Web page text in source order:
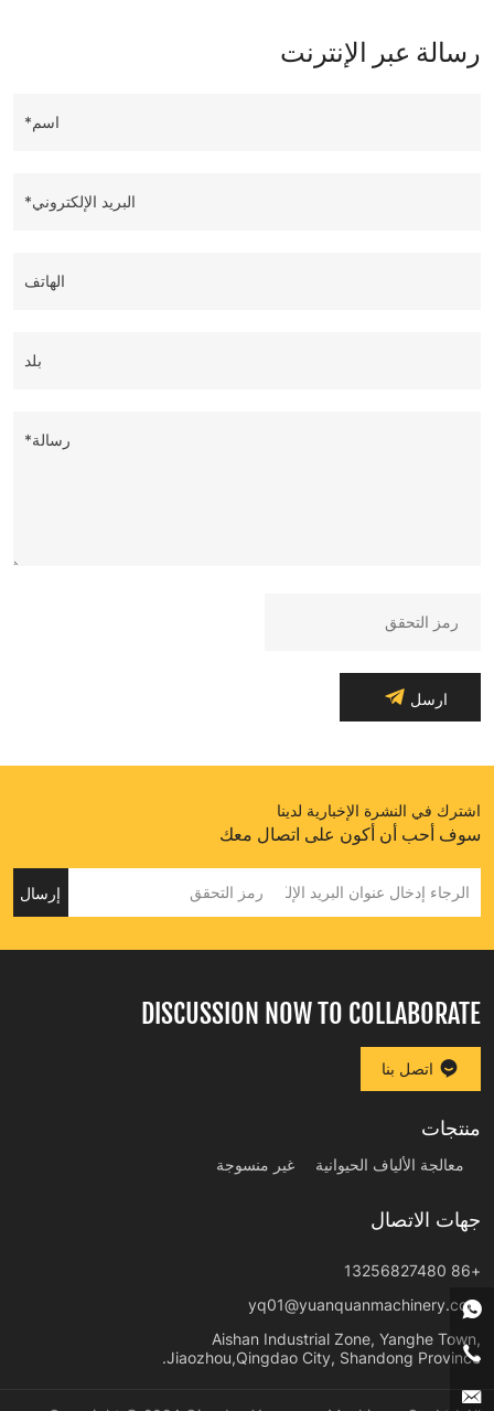
رسالة عبر الإنترنت
اسم*
البريد الإلكتروني*
الهاتف
بلد
رسالة*
ارسل
اشترك في النشرة الإخبارية لدينا
سوف أحب أن أكون على اتصال معك
إرسال
DISCUSSION NOW TO COLLABORATE
اتصل بنا
منتجات
معالجة الألياف الحيوانية غير منسوجة
جهات الاتصال
+86 13256827480
yq01@yuanquanmachinery.com
Aishan Industrial Zone, Yanghe Town,
Jiaozhou,Qingdao City, Shandong Province.